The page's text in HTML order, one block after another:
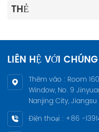
THẺ
LIÊN HỆ VỚI
Thêm vào : Room
Window, No. 9
Nanjing City,
Điện thoại : +86 -